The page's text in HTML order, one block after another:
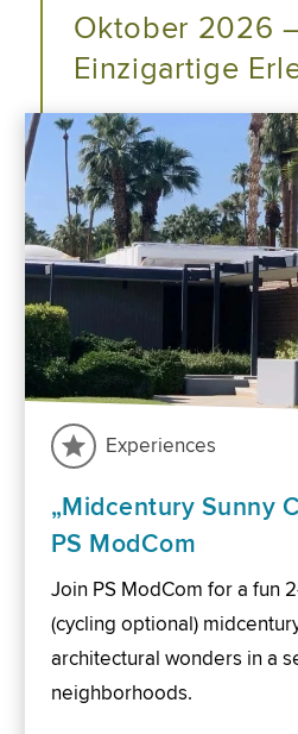
Oktober 2026
Einzigartige
Experiences
„Midcentury Sunny
PS ModCom
Join PS ModCom for a fun
(cycling optional)
architectural wonders in a
neighborhoods.